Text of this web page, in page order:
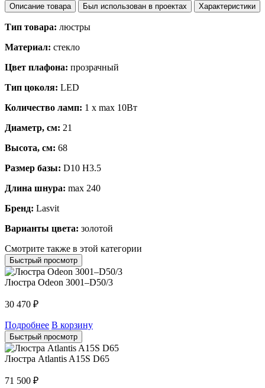
Описание товара Был использован в проектах Характеристики
Тип товара: люстры
Материал: стекло
Цвет плафона: прозрачный
Тип цоколя: LED
Количество ламп: 1 x max 10Вт
Диаметр, см: 21
Высота, см: 68
Размер базы: D10 H3.5
Длина шнура: max 240
Бренд: Lasvit
Варианты цвета: золотой
Смотрите также в этой категории
Быстрый просмотр
Люстра Odeon 3001–D50/3
30 470 ₽
Подробнее В корзину
Быстрый просмотр
Люстра Atlantis A15S D65
71 500 ₽